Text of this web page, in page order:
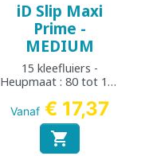
iD Slip Maxi
Prime -
MEDIUM
15 kleefluiers -
Heupmaat : 80 tot 125
Vanaf € 17,37
